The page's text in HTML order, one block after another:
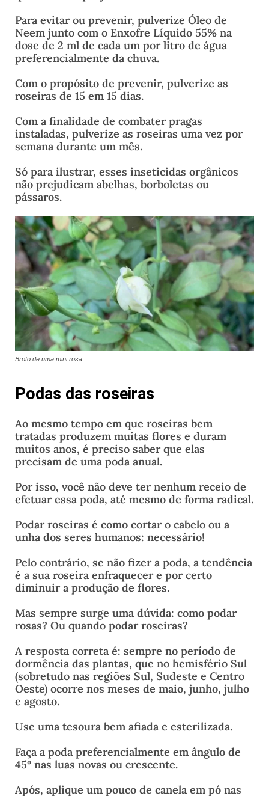
Para evitar ou prevenir, pulverize Óleo de
Neem junto com o Enxofre Líquido 55% na
dose de 2 ml de cada um por litro de água
preferencialmente da chuva.
Com o propósito de prevenir, pulverize as
roseiras de 15 em 15 dias.
Com a finalidade de combater pragas
instaladas, pulverize as roseiras uma vez por
semana durante um mês.
Só para ilustrar, esses inseticidas orgânicos
não prejudicam abelhas, borboletas ou
pássaros.
Broto de uma mini rosa
Podas das roseiras
Ao mesmo tempo em que roseiras bem
tratadas produzem muitas flores e duram
muitos anos, é preciso saber que elas
precisam de uma poda anual.
Por isso, você não deve ter nenhum receio de
efetuar essa poda, até mesmo de forma radical.
Podar roseiras é como cortar o cabelo ou a
unha dos seres humanos: necessário!
Pelo contrário, se não fizer a poda, a tendência
é a sua roseira enfraquecer e por certo
diminuir a produção de flores.
Mas sempre surge uma dúvida: como podar
rosas? Ou quando podar roseiras?
A resposta correta é: sempre no período de
dormência das plantas, que no hemisfério Sul
(sobretudo nas regiões Sul, Sudeste e Centro
Oeste) ocorre nos meses de maio, junho, julho
e agosto.
Use uma tesoura bem afiada e esterilizada.
Faça a poda preferencialmente em ângulo de
45º nas luas novas ou crescente.
Após, aplique um pouco de canela em pó nas